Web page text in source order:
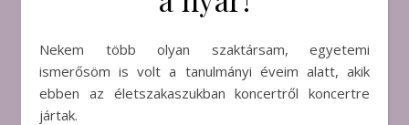
Nekem több olyan szaktársam, egyetemi
ismerősöm is volt a tanulmányi éveim alatt, akik
ebben az életszakaszukban koncertről koncertre
jártak.